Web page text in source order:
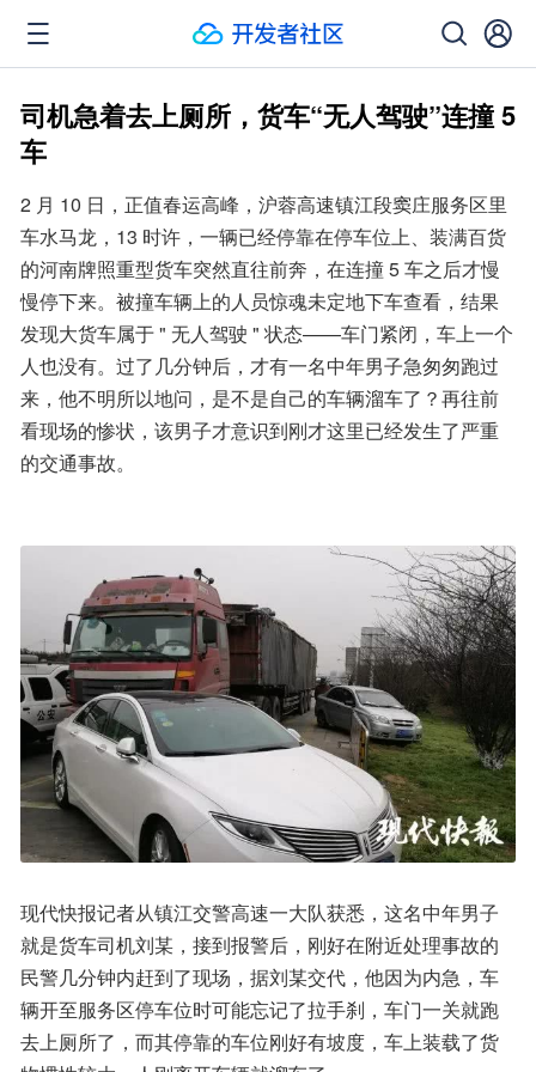
司机急着去上厕所，货车“无人驾驶”连撞 5
车
2 月 10 日，正值春运高峰，沪蓉高速镇江段窦庄服务区里
车水马龙，13 时许，一辆已经停靠在停车位上、装满百货
的河南牌照重型货车突然直往前奔，在连撞 5 车之后才慢
慢停下来。被撞车辆上的人员惊魂未定地下车查看，结果
发现大货车属于 " 无人驾驶 " 状态——车门紧闭，车上一个
人也没有。过了几分钟后，才有一名中年男子急匆匆跑过
来，他不明所以地问，是不是自己的车辆溜车了？再往前
看现场的惨状，该男子才意识到刚才这里已经发生了严重
的交通事故。
现代快报记者从镇江交警高速一大队获悉，这名中年男子
就是货车司机刘某，接到报警后，刚好在附近处理事故的
民警几分钟内赶到了现场，据刘某交代，他因为内急，车
辆开至服务区停车位时可能忘记了拉手刹，车门一关就跑
去上厕所了，而其停靠的车位刚好有坡度，车上装载了货